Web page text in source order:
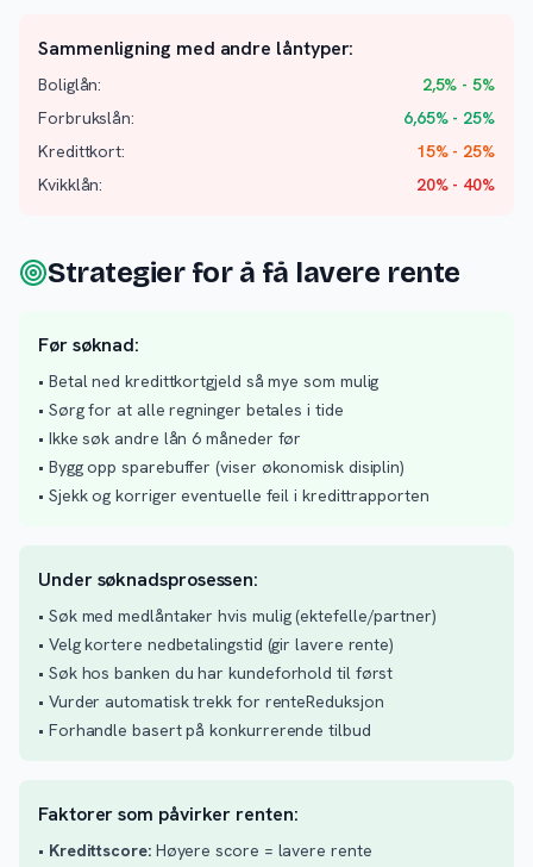
Sammenligning med andre låntyper:
Boliglån:
2,5% - 5%
Forbrukslån:
6,65% - 25%
Kredittkort:
15% - 25%
Kvikklån:
20% - 40%
Strategier for å få lavere rente
Før søknad:
• Betal ned kredittkortgjeld så mye som mulig
• Sørg for at alle regninger betales i tide
• Ikke søk andre lån 6 måneder før
• Bygg opp sparebuffer (viser økonomisk disiplin)
• Sjekk og korriger eventuelle feil i kredittrapporten
Under søknadsprosessen:
• Søk med medlåntaker hvis mulig (ektefelle/partner)
• Velg kortere nedbetalingstid (gir lavere rente)
• Søk hos banken du har kundeforhold til først
• Vurder automatisk trekk for renteReduksjon
• Forhandle basert på konkurrerende tilbud
Faktorer som påvirker renten:
• Kredittscore:Høyere score = lavere rente